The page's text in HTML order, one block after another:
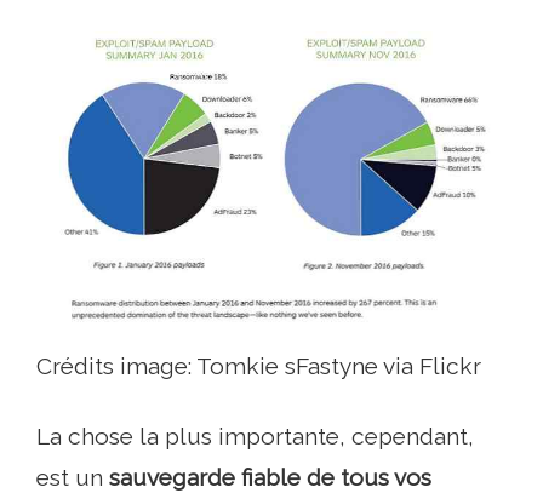
Crédits image: Tomkie sFastyne via Flickr
La chose la plus importante, cependant,
est un sauvegarde fiable de tous vos